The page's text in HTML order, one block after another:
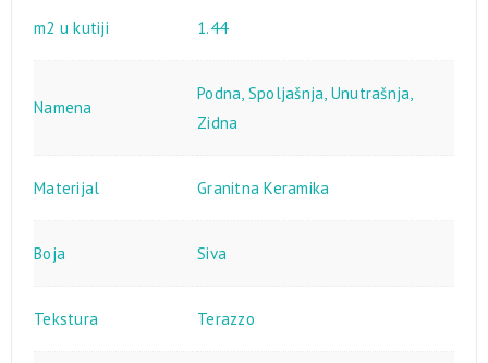
m2 u kutiji 1.44
Namena
Podna Spoljašnja Unutrašnja
Zidna
Materijal Granitna Keramika
Boja Siva
Tekstura Terazzo